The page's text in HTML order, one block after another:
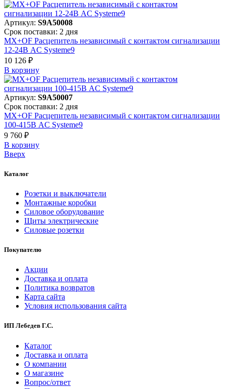
Артикул: S9A50008
Срок поставки: 2 дня
MX+OF Расцепитель независимый с контактом сигнализации
12-24В AC Systeme9
10 126 ₽
В корзинy
Артикул: S9A50007
Срок поставки: 2 дня
MX+OF Расцепитель независимый с контактом сигнализации
100-415В AC Systeme9
9 760 ₽
В корзинy
Вверх
Каталог
Розетки и выключатели
Монтажные коробки
Силовое оборудование
Щиты электрические
Силовые розетки
Покупателю
Акции
Доставка и оплата
Политика возвратов
Карта сайта
Условия использования сайта
ИП Лебедев Г.С.
Каталог
Доставка и оплата
О компании
О магазине
Вопрос/ответ